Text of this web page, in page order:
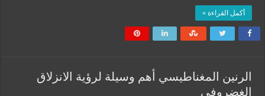
أكمل القراءة »
الرنين المغناطيسي أهم وسيلة لرؤية الانزلاق
الغضروفي